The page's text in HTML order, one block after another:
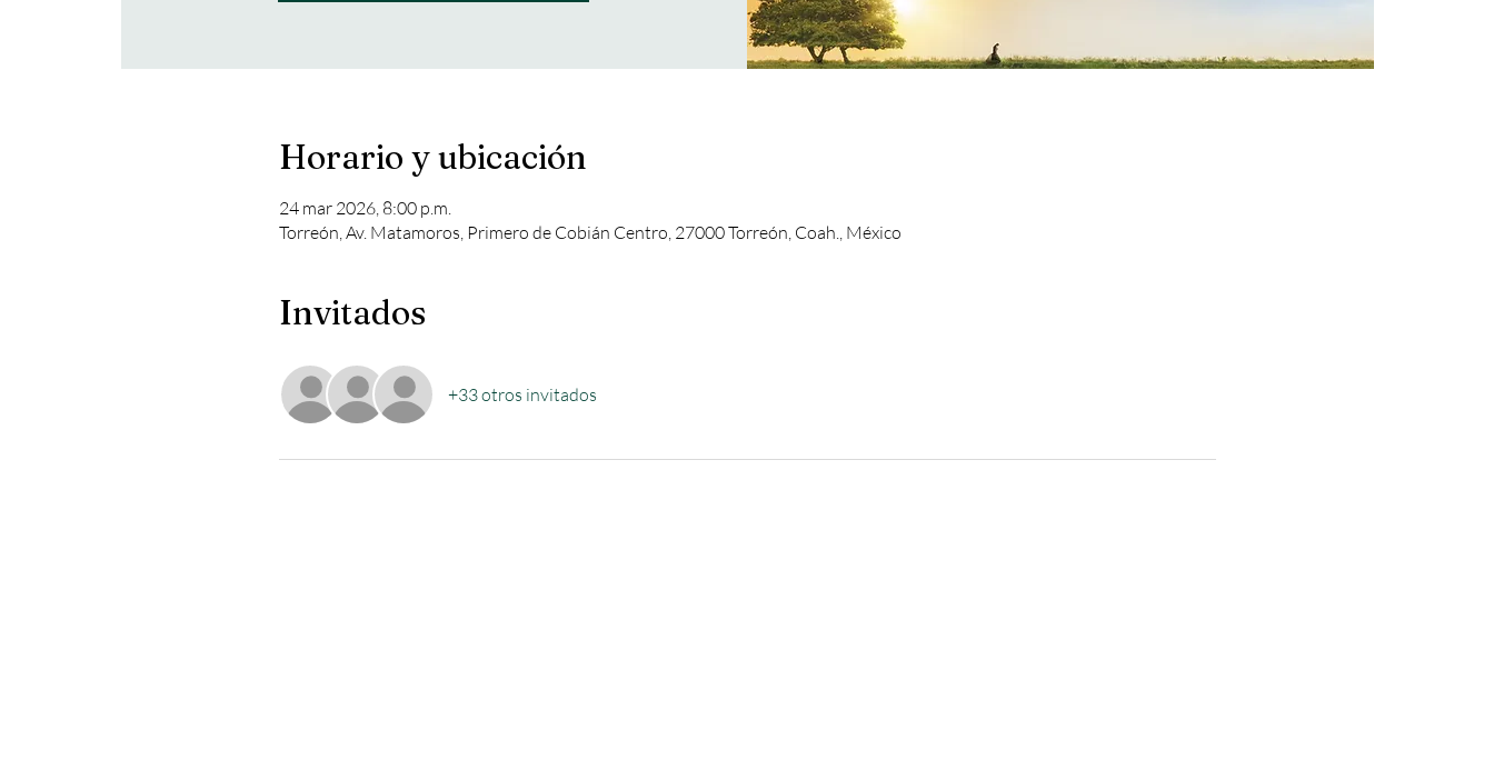
Horario y ubicación
24 mar 2026, 8:00 p.m.
Torreón, Av. Matamoros, Primero de Cobián Centro, 27000 Torreón, Coah., México
Invitados
+33 otros invitados